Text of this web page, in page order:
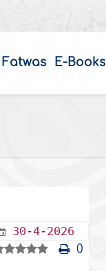
Fatwas E-Books
30-4-2026
0